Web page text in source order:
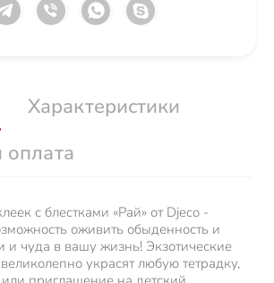
Характеристики
оплата
с блестками «Рай» от Djeco -
оживить обыденность и
и чуда в вашу жизнь! Экзотические
украсят любую тетрадку,